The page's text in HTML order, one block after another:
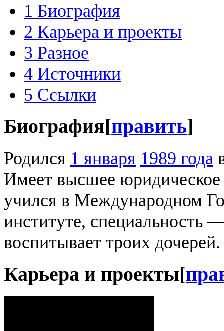
1 Биография
2 Карьера и проекты
3 Разное
4 Источники
5 Ссылки
Биография [править]
Родился 1 января 1989 года
Имеет высшее юридическое
учился в Международном
институте, специальность
воспитывает троих дочерей.
Карьера и проекты[